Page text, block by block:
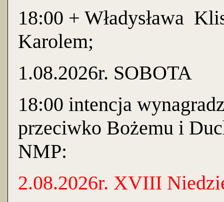
18:00 + Władysława
Karolem;
1.08.2026r. SOBOTA
18:00 intencja
przeciwko Bożemu i
NMP:
2.08.2026r. XVIII